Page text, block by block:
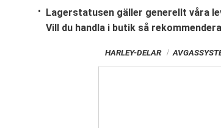
Lagerstatusen gäller generellt våra
Vill du handla i butik så
HARLEY-DELAR